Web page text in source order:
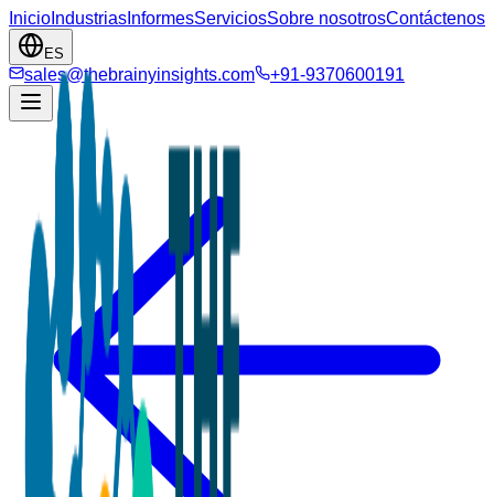
Inicio Industrias InformesServiciosSobre nosotrosContáctenos
ES
sales@thebrainyinsights.com +91-9370600191